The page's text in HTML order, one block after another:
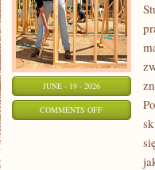
JUNE - 19 - 2026
COMMENTS OFFON
STYLIZACJE